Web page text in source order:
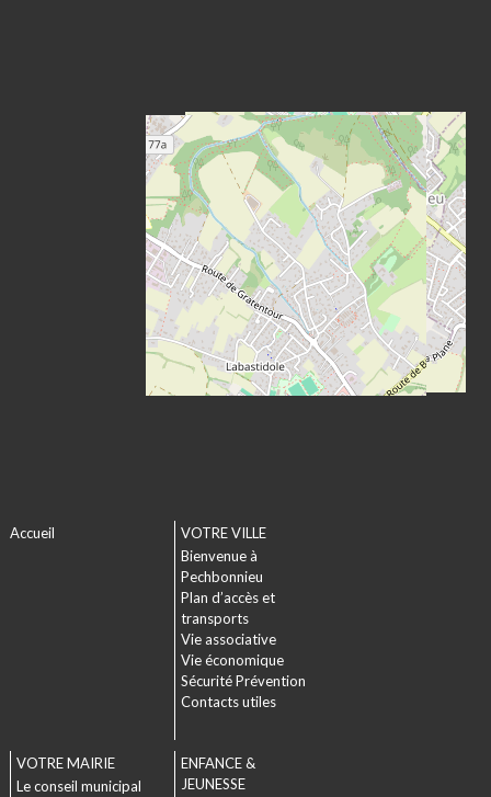
Accueil
VOTRE VILLE
Bienvenue à
Pechbonnieu
Plan d’accès et
transports
Vie associative
Vie économique
Sécurité Prévention
Contacts utiles
VOTRE MAIRIE
Le conseil municipal
ENFANCE &
JEUNESSE